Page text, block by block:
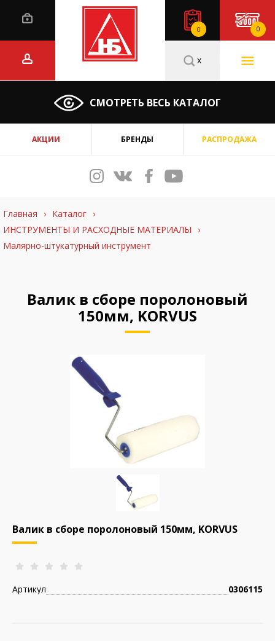
0 0
СМОТРЕТЬ ВЕСЬ КАТАЛОГ
x
АКЦИИ БРЕНДЫ РАСПРОДАЖА
Главная › Каталог ›
ИНСТРУМЕНТЫ И РАСХОДНЫЕ МАТЕРИАЛЫ
›
Малярно-штукатурный инструмент
Валик в сборе поролоновый
150мм, KORVUS
Валик в сборе поролоновый 150мм, KORVUS
Артикул 0306115